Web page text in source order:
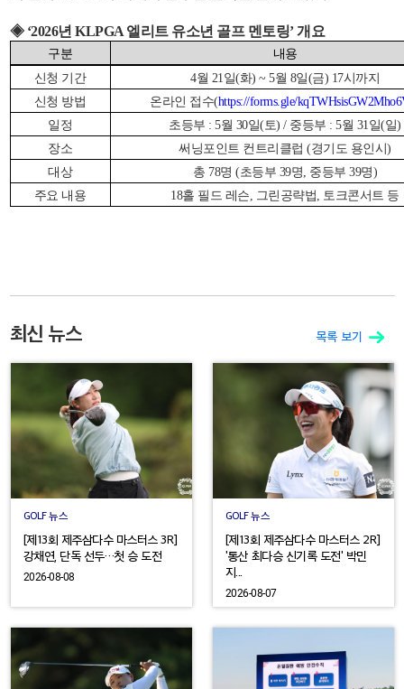
◈ ‘2026년 KLPGA 엘리트 유소년 골프 멘토링’ 개요
구분
내용
신청 기간
4월 21일(화) ~ 5월 8일(금) 17시까지
신청 방법
온라인 접수(https://forms.gle/
일정
초등부 : 5월 30일(토) / 중등부 : 5월 31일(일)
장소
써닝포인트 컨트리클럽 (경기도 용인시)
대상
총 78명 (초등부 39명, 중등부 39명)
주요 내용
18홀 필드 레슨, 그린공략법, 토크콘서트 등
최신 뉴스 목록 보기
GOLF 뉴스
[제13회 제주삼다수 마스터스 3R]
강채연, 단독 선두…첫 승 도전
2026-08-08
GOLF 뉴스
[제13회 제주삼다수 마스터스 2R]
'통산 최다승 신기록 도전' 박민
지...
2026-08-07